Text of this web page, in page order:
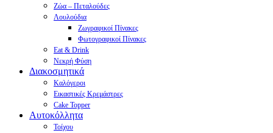
Ζώα – Πεταλούδες
Λουλούδια
Ζωγραφικοί Πίνακες
Φωτογραφικοί Πίνακες
Eat & Drink
Νεκρή Φύση
Διακοσμητικά
Καλόγεροι
Εικαστικές Κρεμάστρες
Cake Topper
Αυτοκόλλητα
Τοίχου